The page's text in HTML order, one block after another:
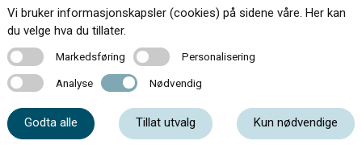
174 butikker over hele landet
Om c)optikk
Vi bruker informasjonskapsler (cookies) på sidene våre. Her kan
du velge hva du tillater.
MarkedsføringMarkedsføring PersonaliseringPersonalisering
Analyse Analyse Nødvendig Nødvendig
Godta alle Tillat utvalg Kun nødvendige